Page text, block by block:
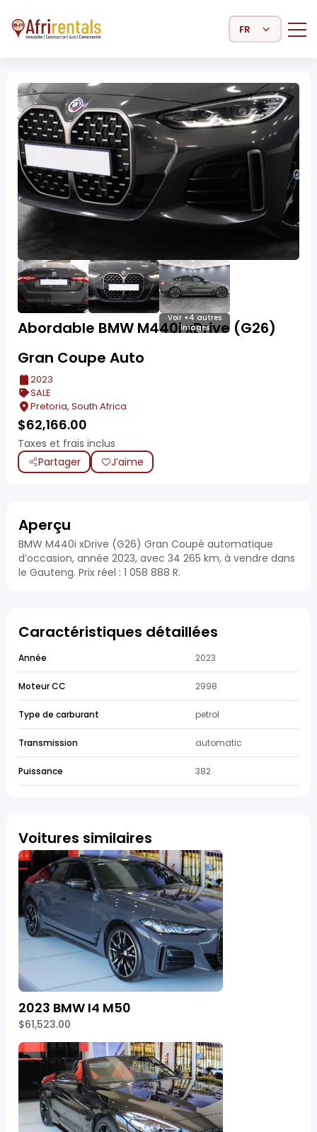
Select Language
Voir +4 autres
images
Abordable BMW M440i xDrive (G26)
Gran Coupe Auto
2023
SALE
Pretoria, South Africa
$62,166.00
Taxes et frais inclus
Partager
J’aime
Aperçu
BMW M440i xDrive (G26) Gran Coupé automatique
d’occasion, année 2023, avec 34 265 km, à vendre dans
le Gauteng. Prix réel : 1 058 888 R.
Caractéristiques détaillées
Année 2023
Moteur CC 2998
Type de carburant petrol
Transmission automatic
Puissance 382
Voitures similaires
2023 BMW I4 M50
$61,523.00